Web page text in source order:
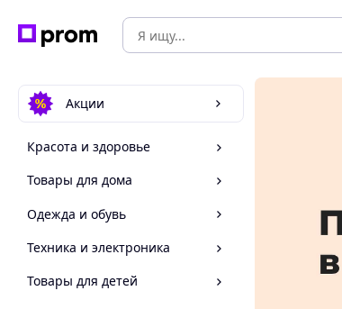
Акции
Красота и здоровье
Товары для дома
Одежда и обувь
Техника и электроника
Товары для детей